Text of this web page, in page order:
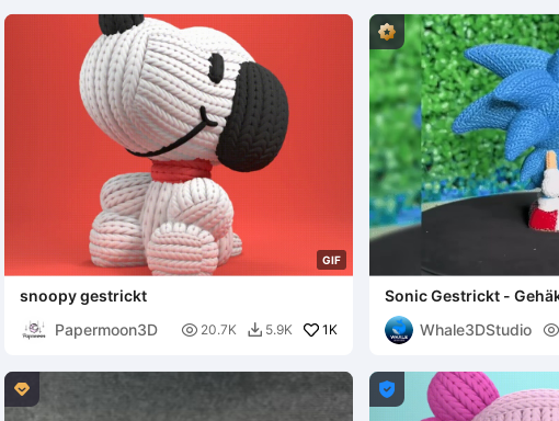
GIF
snoopy gestrickt
Papermoon3D
 20.7K  5.9K 1K
Sonic Gestrickt -
Multicolor
Whale3DStudio

 